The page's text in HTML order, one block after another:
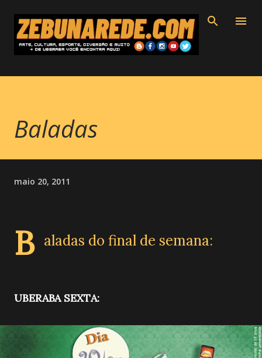
Pular para o conteúdo principal
Baladas
maio 20, 2011
B aladas do final de semana:
UBERABA SEXTA: